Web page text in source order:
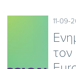
11-09-